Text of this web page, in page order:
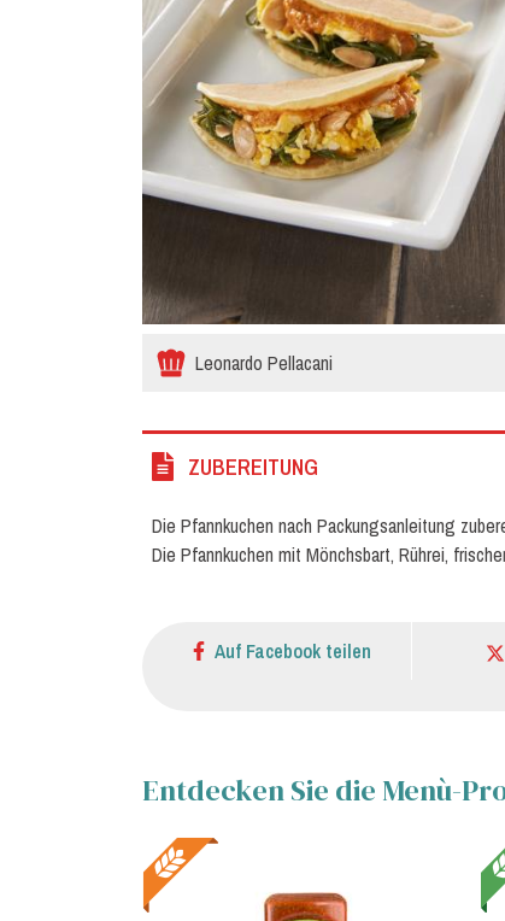
Leonardo Pellacani
ZUBEREITUNG
Die Pfannkuchen nach Packungsanleitung
Die Pfannkuchen mit Mönchsbart, Rührei,
Auf Facebook teilen
Entdecken Sie die Menù-